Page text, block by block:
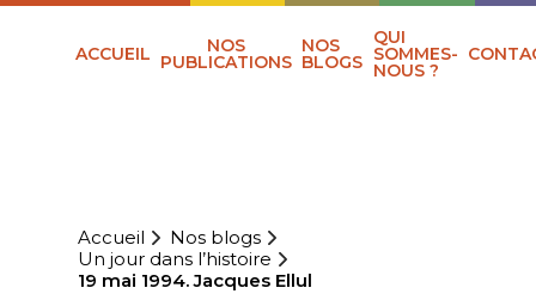
ACCUEIL NOS
PUBLICATIONS
NOS
BLOGS
QUI
SOMMES-
NOUS ?
Accueil
Nos blogs
Un jour dans l’histoire
19 mai 1994. Jacques Ellul